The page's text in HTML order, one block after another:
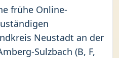
frühe Online-
Neustadt an der
Sulzbach (B, F,